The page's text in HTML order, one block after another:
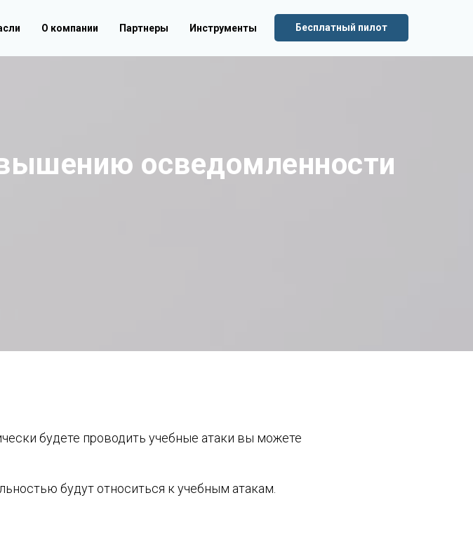
О компании Партнеры Инструменты Бесплатный пилот
осведомленности
будете проводить учебные атаки вы можете
будут относиться к учебным атакам.